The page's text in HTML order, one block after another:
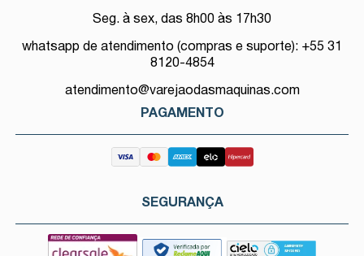
Seg. à sex, das 8h00 às 17h30
whatsapp de atendimento (compras e suporte): +55 31
8120-4854
atendimento@varejaodasmaquinas.com
PAGAMENTO
SEGURANÇA